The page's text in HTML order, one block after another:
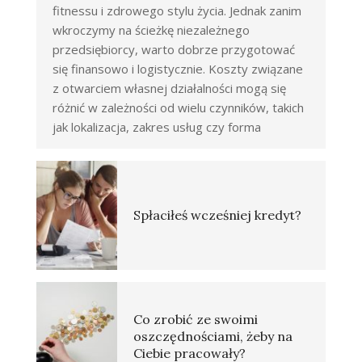
fitnessu i zdrowego stylu życia. Jednak zanim
wkroczymy na ścieżkę niezależnego
przedsiębiorcy, warto dobrze przygotować
się finansowo i logistycznie. Koszty związane
z otwarciem własnej działalności mogą się
różnić w zależności od wielu czynników, takich
jak lokalizacja, zakres usług czy forma
Spłaciłeś wcześniej kredyt?
Co zrobić ze swoimi
oszczędnościami, żeby na
Ciebie pracowały?